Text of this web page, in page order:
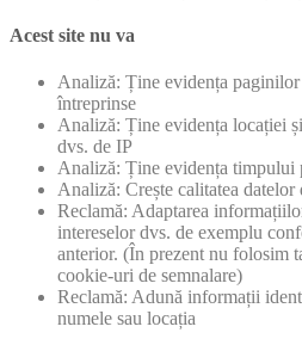
Acest site nu va
Analiză: Ține evidența
întreprinse
Analiză: Ține evidența locației
dvs. de IP
Analiză: Ține evidența timpului
Analiză: Crește calitatea
Reclamă: Adaptarea
intereselor dvs. de exemplu
anterior. (În prezent nu folosim
cookie-uri de semnalare)
Reclamă: Adună informații
numele sau locația